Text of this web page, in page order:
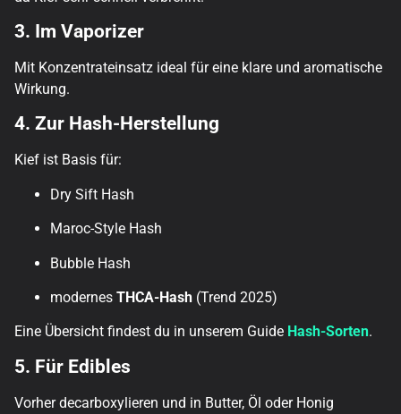
3. Im Vaporizer
Mit Konzentrateinsatz ideal für eine klare und aromatische
Wirkung.
4. Zur Hash-Herstellung
Kief ist Basis für:
Dry Sift Hash
Maroc-Style Hash
Bubble Hash
modernesTHCA-Hash (Trend 2025)
Eine Übersicht findest du in unserem Guide Hash-Sorten.
5. Für Edibles
Vorher decarboxylieren und in Butter, Öl oder Honig